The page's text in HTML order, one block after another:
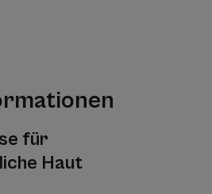
für
Haut